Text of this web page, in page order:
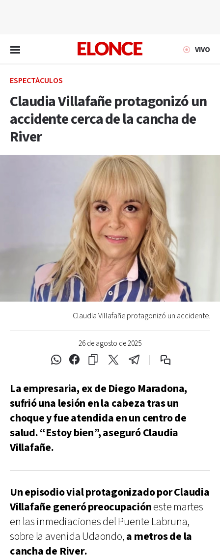
VIVO
ESPECTÁCULOS
Claudia Villafañe protagonizó un
accidente cerca de la cancha de
River
26 de agosto de 2025
Claudia Villafañe protagonizó un accidente.
La empresaria, ex de Diego Maradona,
sufrió una lesión en la cabeza tras un
choque y fue atendida en un centro de
salud. “Estoy bien”, aseguró Claudia
Villafañe.
Un episodio vial protagonizado por Claudia
Villafañe generó preocupacióneste martes
en las inmediaciones del Puente Labruna,
sobre la avenida Udaondo,a metros de la
cancha de River.